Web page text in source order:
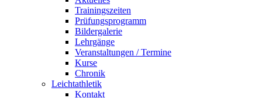
Trainingszeiten
Prüfungsprogramm
Bildergalerie
Lehrgänge
Veranstaltungen / Termine
Kurse
Chronik
Leichtathletik
Kontakt